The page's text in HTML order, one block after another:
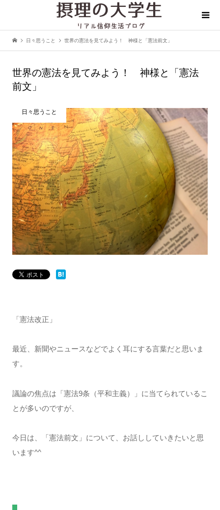
日々思うこと 世界の憲法を見てみよう！ 神様と「憲法前文」
世界の憲法を見てみよう！ 神様と「憲法
前文」
日々思うこと
「憲法改正」
最近、新聞やニュースなどでよく耳にする言葉だと思いま
す。
議論の焦点は「憲法9条（平和主義）」に当てられているこ
とが多いのですが、
今日は、「憲法前文」について、お話ししていきたいと思
います^^